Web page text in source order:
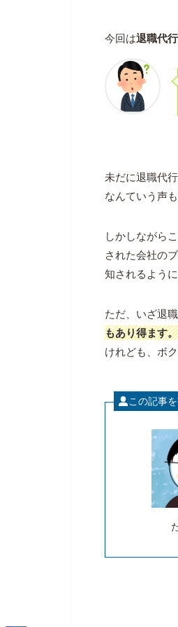
今回は退職代
未だに退職代
なんていう声
しかしながら
された会社の
知されるよう
ただ、いざ退
もあり得ます。
けれども、ボ
この記事